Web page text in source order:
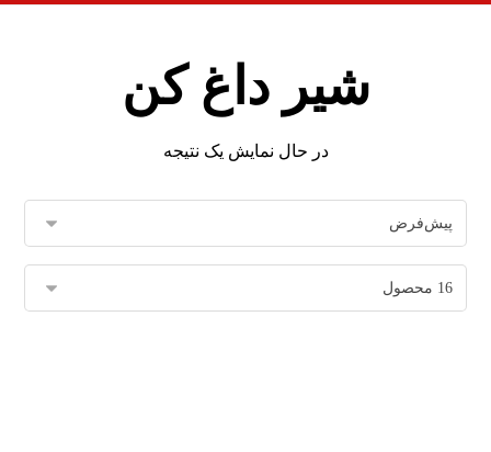
شیر داغ کن
در حال نمایش یک نتیجه